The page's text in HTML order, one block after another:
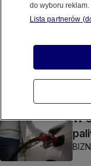
W
do wyboru reklam.
Lista partnerów